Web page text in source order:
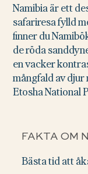
FAKTA OM
Bästa tid att
Namibia är ett
safariresa fylld
finner du
de röda
en vacker
mångfald av
Etosha National